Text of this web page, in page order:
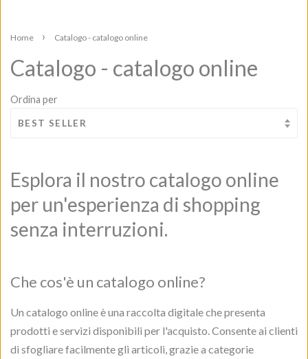
Home › Catalogo - catalogo online
Catalogo - catalogo online
Ordina per
Esplora il nostro catalogo online
per un'esperienza di shopping
senza interruzioni.
Che cos'è un catalogo online?
Un catalogo online è una raccolta digitale che presenta
prodotti e servizi disponibili per l'acquisto. Consente ai clienti
di sfogliare facilmente gli articoli, grazie a categorie